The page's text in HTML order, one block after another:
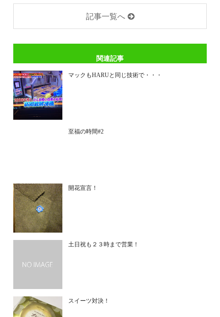
記事一覧へ
関連記事
マックもHARUと同じ技術で・・・
至福の時間#2
開花宣言！
土日祝も２３時まで営業！
スイーツ対決！